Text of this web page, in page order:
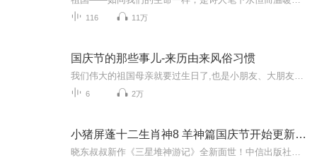
116 11万
国庆节的那些事儿-来历由来风俗习惯
6 2万
小猪屏蓬十二生肖神8 羊神篇国庆节开始更新啦！